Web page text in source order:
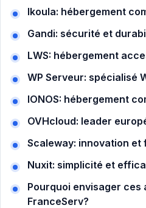
Ikoula: hébergement
Gandi: sécurité et
LWS: hébergement
WP Serveur: spécialisé
IONOS: hébergement
OVHcloud: leader
Scaleway: innovation et
Nuxit: simplicité et
Pourquoi envisager ces
FranceServ?